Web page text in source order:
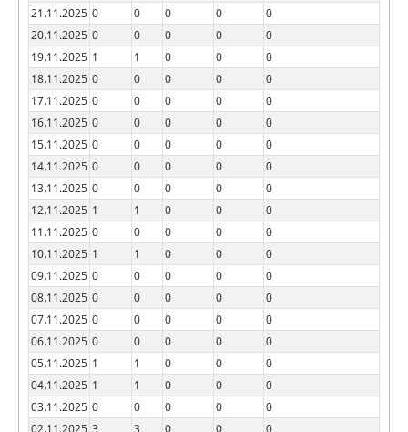
21.11.2025 0 0 0 0
0
20.11.2025 0 0 0 0
0
19.11.2025 1 1 0 0
0
18.11.2025 0 0 0 0
0
17.11.2025 0 0 0 0
0
16.11.2025 0 0 0 0
0
15.11.2025 0 0 0 0
0
14.11.2025 0 0 0 0
0
13.11.2025 0 0 0 0
0
12.11.2025 1 1 0 0
0
11.11.2025 0 0 0 0
0
10.11.2025 1 1 0 0
0
09.11.2025 0 0 0 0
0
08.11.2025 0 0 0 0
0
07.11.2025 0 0 0 0
0
06.11.2025 0 0 0 0
0
05.11.2025 1 1 0 0
0
04.11.2025 1 1 0 0
0
03.11.2025 0 0 0 0
0
02.11.2025 3 3 0 0
0